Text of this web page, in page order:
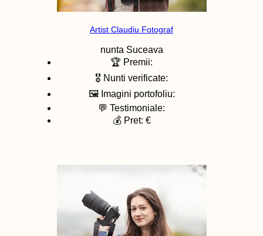
Artist Claudiu Fotograf
nunta Suceava
🏆 Premii:
🎖️ Nunti verificate:
🖼️ Imagini portofoliu:
💬 Testimoniale:
💰 Pret: €